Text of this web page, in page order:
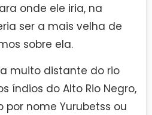
onde ele iria, na
ser a mais velha de
sobre ela.
muito distante do rio
índios do Alto Rio Negro,
por nome Yurubetss ou